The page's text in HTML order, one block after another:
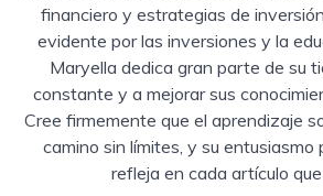
financiero y estrategias de
evidente por las inversiones y la
Maryella dedica gran parte de su
constante y a mejorar sus
Cree firmemente que el aprendizaje
camino sin límites, y su entusiasmo
refleja en cada artículo que